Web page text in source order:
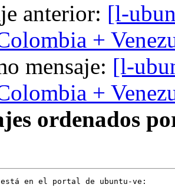
anterior: [l-
+
mensaje: [l-
+
ordenados
está en el portal de ubuntu-ve: